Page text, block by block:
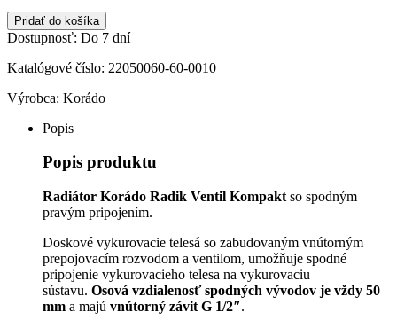
500/600,
22050060-
0010
Pridať do košíka
Dostupnosť: Do 7 dní
Katalógové číslo: 22050060-60-0010
Výrobca: Korádo
Popis
Popis produktu
Radiátor Korádo Radik Ventil Kompakt so spodným
pravým pripojením.
Doskové vykurovacie telesá so zabudovaným vnútorným
prepojovacím rozvodom a ventilom, umožňuje spodné
pripojenie vykurovacieho telesa na vykurovaciu
sústavu. Osová vzdialenosť spodných vývodov je vždy 50
mm a majú vnútorný závit G 1/2″.